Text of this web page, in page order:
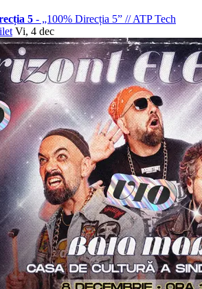
5 - „100% Direcția 5” //ATP Tech
Vi, 4 dec